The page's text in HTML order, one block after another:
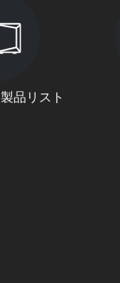
品リスト